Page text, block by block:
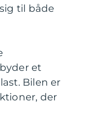
til både
et
Bilen er
der